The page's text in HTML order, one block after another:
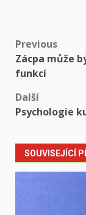
Post
Previous
Zácpa může
funkcí
Další
Psychologie
SOUVISEJÍCÍ